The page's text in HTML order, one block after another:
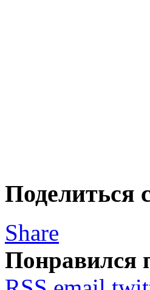
Поделиться
Share
Понравился